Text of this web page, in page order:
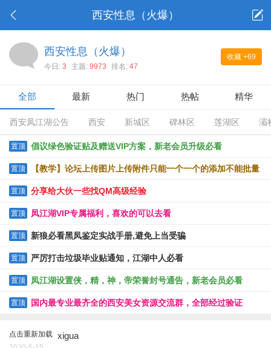
西安性息（火爆）
收藏 +69
西安性息（火爆）
今日: 3 主题: 9973 排名: 47
全部 最新 热门 热帖 精华
西安凤江湖公告 西安 新城区 碑林区 莲湖区 灞
置顶 倡议绿色验证贴及赠送VIP方案，新老会员升级必看
置顶 【教学】论坛上传图片上传附件只能一个一个的添加不能批量
上传的解决办法
置顶 分享给大伙一些找QM高级经验
置顶 凤江湖VIP专属福利，喜欢的可以去看
置顶 新狼必看黑凤鉴定实战手册,避免上当受骗
置顶 严厉打击垃圾毕业贴通知，江湖中人必看
置顶 凤江湖设置侠，精，神，帝荣誉封号通告，新老会员必看
置顶 国内最专业最齐全的西安美女资源交流群，全部经过验证
点击重新加载 xigua